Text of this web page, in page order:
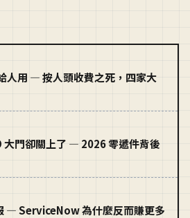
人用 — 按人頭收費之死，四家大
大門卻關上了 — 2026 零遞件背後
— ServiceNow 為什麼反而賺更多